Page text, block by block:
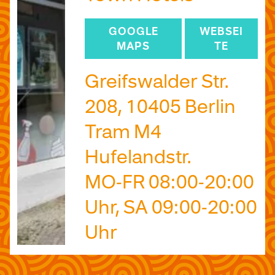
GOOGLE
MAPS
WEBSEI
TE
Greifswalder Str.
208, 10405 Berlin
Tram M4
Hufelandstr.
MO-FR 08:00-20:00
Uhr, SA 09:00-20:00
Uhr